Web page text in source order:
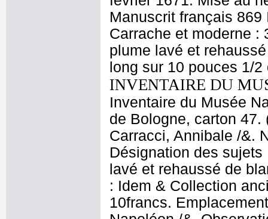
Manuscrit français
Carrache et moderne :
plume lavé et
long sur 10 pouces 1/
INVENTAIRE DU
Inventaire du Musée
de Bologne, carton 47.
Carracci, Annibale /&.
Désignation des
lavé et rehaussé de
: Idem & Collection
10francs.